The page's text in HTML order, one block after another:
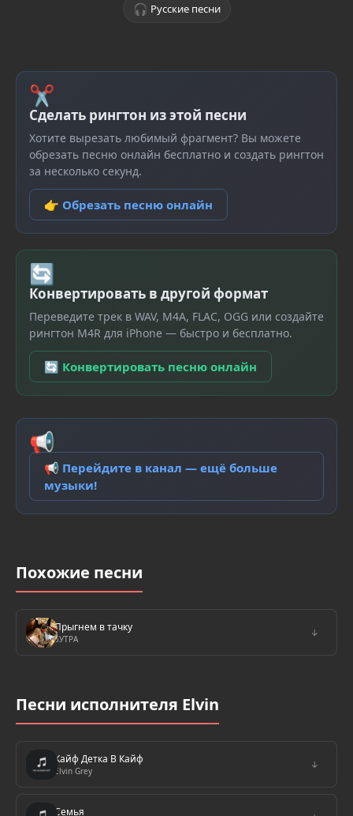
🎧 Русские песни
✂
Сделать рингтон из этой песни
Хотите вырезать любимый фрагмент? Вы можете
обрезать песню онлайн бесплатно и создать рингтон
за несколько секунд.
👉 Обрезать песню онлайн
🔄
Конвертировать в другой формат
Переведите трек в WAV, M4A, FLAC, OGG или создайте
рингтон M4R для iPhone — быстро и бесплатно.
🔄 Конвертировать песню онлайн
📢
📢 Перейдите в канал — ещё больше
музыки!
Похожие песни
Прыгнем в тачку
5УТРА
↓
Песни исполнителя Elvin
Кайф Детка В Кайф
Elvin Grey
↓
Семья